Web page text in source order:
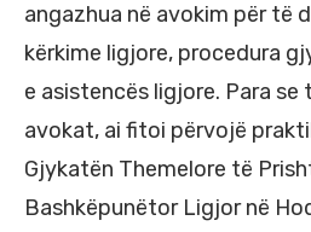
angazhua në avokim për të
kërkime ligjore, procedura
e asistencës ligjore. Para se
avokat, ai fitoi përvojë
Gjykatën Themelore të
Bashkëpunëtor Ligjor në